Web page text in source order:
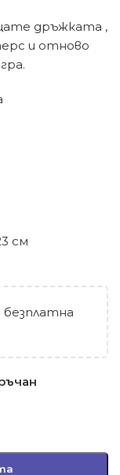
дръжката ,
и отново
см
безплатна